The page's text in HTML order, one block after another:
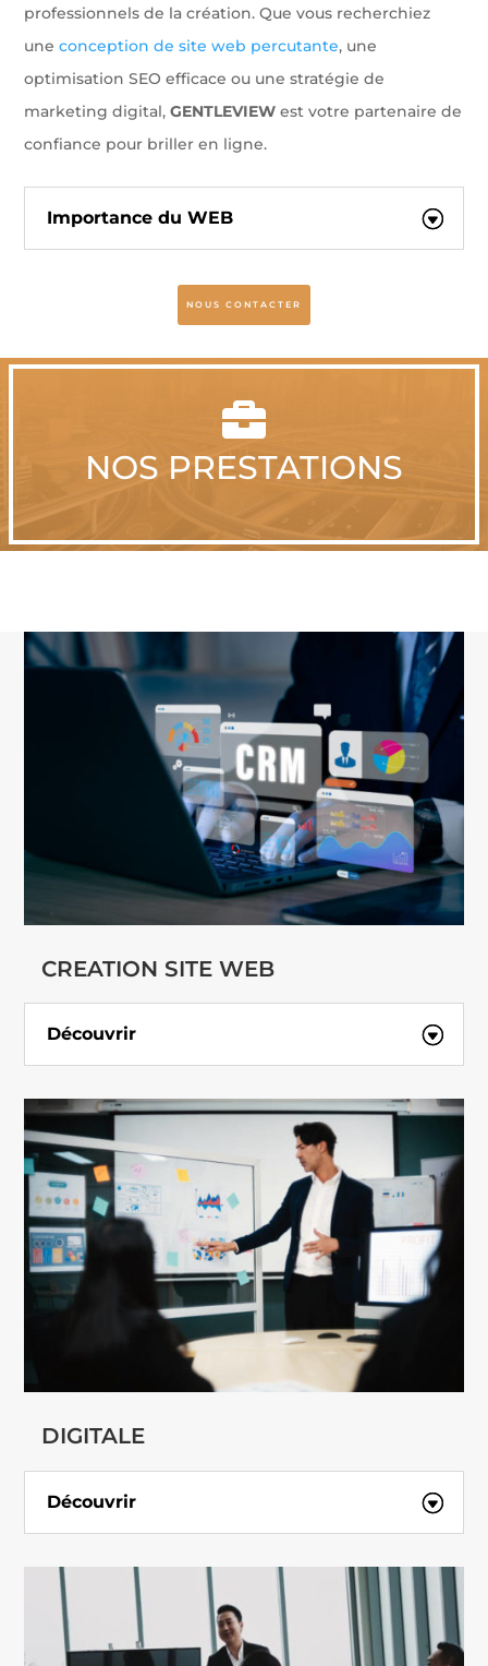
professionnels de la création. Que vous recherchiez
uneconception de site web percutante, une
optimisation SEO efficace ou une stratégie de
marketing digital,GENTLEVIEW est votre partenaire de
confiance pour briller en ligne.
Importance du WEB
NOUS CONTACTER

NOS PRESTATIONS
CREATION SITE WEB
Découvrir
DIGITALE
Découvrir